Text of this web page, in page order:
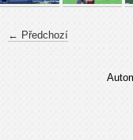
← Předchozí